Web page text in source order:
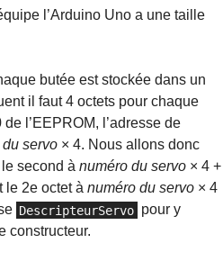
l’Arduino Uno a une taille
butée est stockée dans un
il faut 4 octets pour chaque
l’EEPROM, l’adresse de
servo × 4. Nous allons donc
le second à numéro du servo × 4 +
le 2e octet à numéro du servo × 4
DescripteurServo pour y
constructeur.